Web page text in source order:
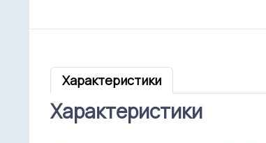
Характеристики
Характеристики